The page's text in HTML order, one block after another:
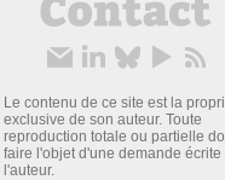
Le contenu de ce site est la
exclusive de son auteur. Toute
reproduction totale ou partielle
faire l'objet d'une demande écrite
l'auteur.